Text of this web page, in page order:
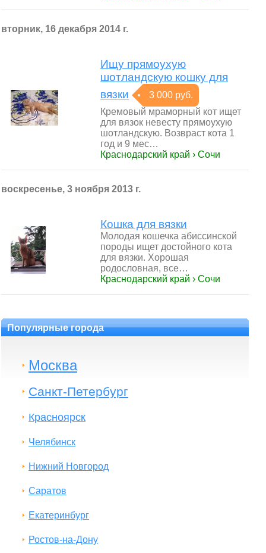
вторник, 16 декабря 2014 г.
Ищу прямоухую
шотландскую кошку для
вязки
3 000 руб.
Кремовый мраморный кот ищет
для вязок невесту прямоухую
шотландскую. Возвраст кота 1
год и 9 мес…
Краснодарский край › Сочи
воскресенье, 3 ноября 2013 г.
Кошка для вязки
Молодая кошечка абиссинской
породы ищет достойного кота
для вязки. Хорошая
родословная, все…
Краснодарский край › Сочи
Популярные города
Москва
Санкт-Петербург
Красноярск
Челябинск
Нижний Новгород
Саратов
Екатеринбург
Ростов-на-Дону